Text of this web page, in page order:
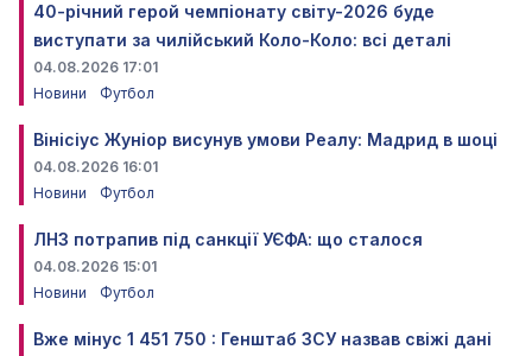
40-річний герой чемпіонату світу-2026 буде
виступати за чилійський Коло-Коло: всі деталі
04.08.2026 17:01
Новини
Футбол
Вінісіус Жуніор висунув умови Реалу: Мадрид в шоці
04.08.2026 16:01
Новини
Футбол
ЛНЗ потрапив під санкції УЄФА: що сталося
04.08.2026 15:01
Новини
Футбол
Вже мінус 1 451 750 : Генштаб ЗСУ назвав свіжі дані